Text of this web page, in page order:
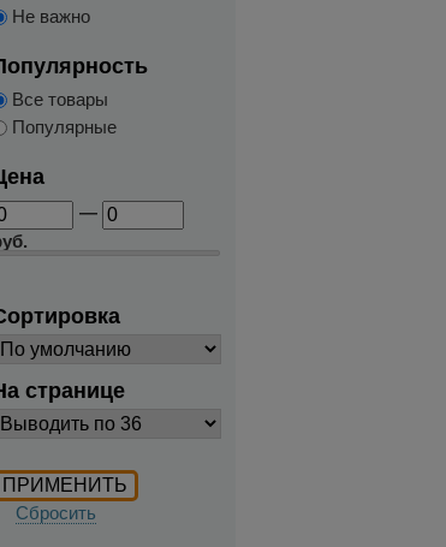
Не важно
Все товары
Популярные
—
странице
Сбросить